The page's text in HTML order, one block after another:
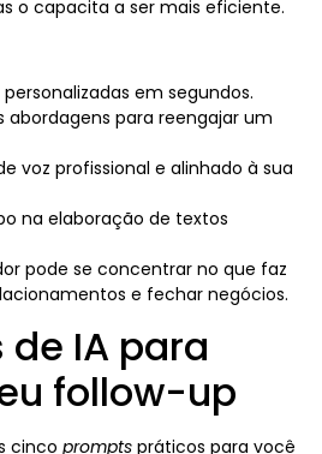
o capacita a ser mais eficiente.
em segundos.
abordagens para reengajar um
voz profissional e alinhado à sua
na elaboração de textos
pode se concentrar no que faz
e fechar negócios.
IA para
follow-up
cinco prompts práticos para você